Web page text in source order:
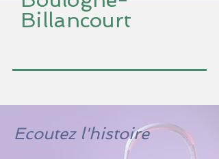
Billancourt
Ecoutez l'histoire